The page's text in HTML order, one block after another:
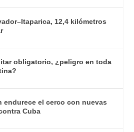
12,4 kilómetros
obligatorio, ¿peligro en toda
endurece el cerco con nuevas
Cuba